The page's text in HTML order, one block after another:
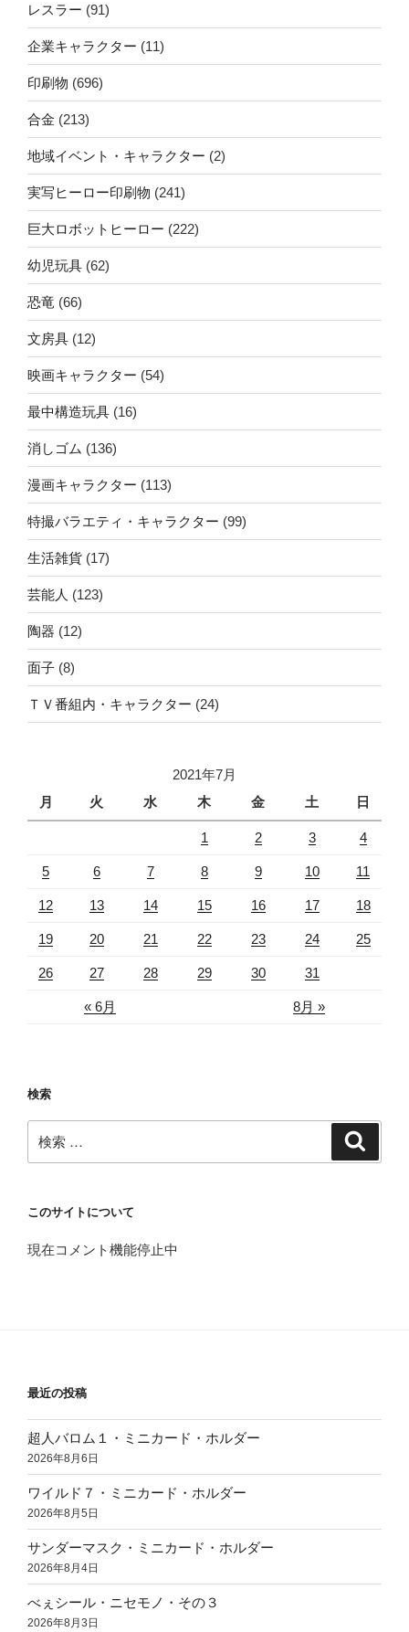
レスラー (91)
企業キャラクター (11)
印刷物 (696)
合金 (213)
地域イベント・キャラクター (2)
実写ヒーロー印刷物 (241)
巨大ロボットヒーロー (222)
幼児玩具 (62)
恐竜 (66)
文房具 (12)
映画キャラクター (54)
最中構造玩具 (16)
消しゴム (136)
漫画キャラクター (113)
特撮バラエティ・キャラクター (99)
生活雑貨 (17)
芸能人 (123)
陶器 (12)
面子 (8)
ＴＶ番組内・キャラクター (24)
2021年7月
月
火 水 木 金 土 日
« 6月 8月 »
1 2 3 4
5 6 7 8 9 10 11
12 13 14 15 16 17 18
19 20 21 22 23 24 25
26 27 28 29 30 31
検索
検
索:
このサイトについて
現在コメント機能停止中
最近の投稿
超人バロム１・ミニカード・ホルダー
2026年8月6日
ワイルド７・ミニカード・ホルダー
2026年8月5日
サンダーマスク・ミニカード・ホルダー
2026年8月4日
べぇシール・ニセモノ・その３
2026年8月3日